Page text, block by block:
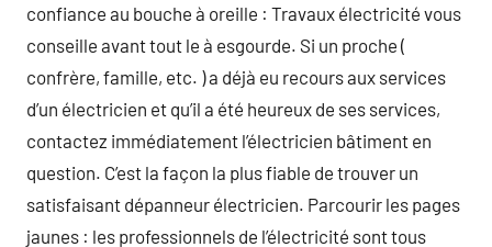
confiance au bouche à oreille : Travaux électricité vous
conseille avant tout le à esgourde. Si un proche (
confrère, famille, etc. ) a déjà eu recours aux services
d’un électricien et qu’il a été heureux de ses services,
contactez immédiatement l’électricien bâtiment en
question. C’est la façon la plus fiable de trouver un
satisfaisant dépanneur électricien. Parcourir les pages
jaunes : les professionnels de l’électricité sont tous